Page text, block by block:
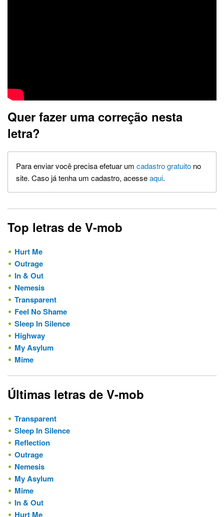
Quer fazer uma correção nesta
letra?
Para enviar você precisa efetuar um cadastro gratuito no
site. Caso já tenha um cadastro, acesseaqui.
Top letras de V-mob
Hurt Me
Outrage
In & Out
Nemesis
Transparent
Feel No Shame
Sleep In Silence
Highway
My Asylum
Mime
Últimas letras de V-mob
Transparent
Sleep In Silence
Reflection
Outrage
Nemesis
My Asylum
Mime
In & Out
Hurt Me